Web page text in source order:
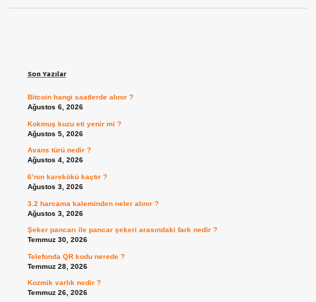
Son Yazılar
Bitcoin hangi saatlerde alınır ?
Ağustos 6, 2026
Kokmuş kuzu eti yenir mi ?
Ağustos 5, 2026
Avans türü nedir ?
Ağustos 4, 2026
6’nın karekökü kaçtır ?
Ağustos 3, 2026
3.2 harcama kaleminden neler alınır ?
Ağustos 3, 2026
Şeker pancarı ile pancar şekeri arasındaki fark nedir ?
Temmuz 30, 2026
Telefonda QR kodu nerede ?
Temmuz 28, 2026
Kozmik varlık nedir ?
Temmuz 26, 2026